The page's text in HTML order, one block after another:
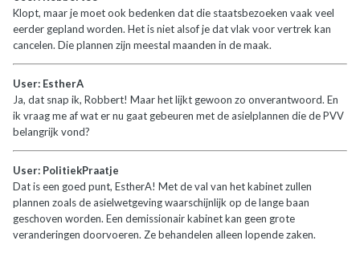
Klopt, maar je moet ook bedenken dat die staatsbezoeken vaak veel
eerder gepland worden. Het is niet alsof je dat vlak voor vertrek kan
cancelen. Die plannen zijn meestal maanden in de maak.
User: EstherA
Ja, dat snap ik, Robbert! Maar het lijkt gewoon zo onverantwoord. En
ik vraag me af wat er nu gaat gebeuren met de asielplannen die de PVV
belangrijk vond?
User: PolitiekPraatje
Dat is een goed punt, EstherA! Met de val van het kabinet zullen
plannen zoals de asielwetgeving waarschijnlijk op de lange baan
geschoven worden. Een demissionair kabinet kan geen grote
veranderingen doorvoeren. Ze behandelen alleen lopende zaken.